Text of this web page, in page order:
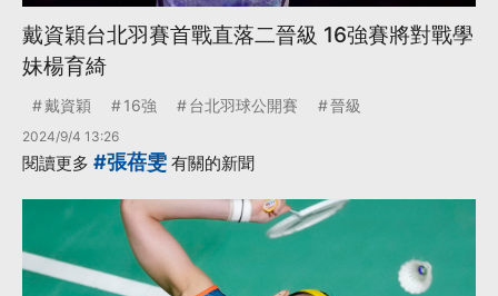
戴資穎台北羽賽首戰直落二晉級 16強賽將對戰學
妹楊育綺
戴資穎 16強 台北羽球公開賽 晉級
2024/9/4 13:26
閱讀更多 #張蓓雯 有關的新聞